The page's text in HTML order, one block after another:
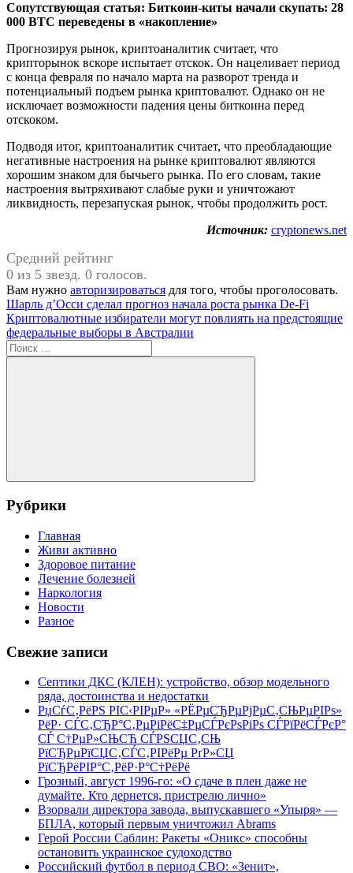
Сопутствующая статья: Биткоин-киты начали скупать: 28
000 BTC переведены в «накопление»
Прогнозируя рынок, криптоаналитик считает, что
крипторынок вскоре испытает отскок. Он нацеливает период
с конца февраля по начало марта на разворот тренда и
потенциальный подъем рынка криптовалют. Однако он не
исключает возможности падения цены биткоина перед
отскоком.
Подводя итог, криптоаналитик считает, что преобладающие
негативные настроения на рынке криптовалют являются
хорошим знаком для бычьего рынка. По его словам, такие
настроения вытряхивают слабые руки и уничтожают
ликвидность, перезапуская рынок, чтобы продолжить рост.
Источник: cryptonews.net
Средний рейтинг
0 из 5 звезд. 0 голосов.
Вам нужно авторизироваться для того, чтобы проголосовать.
Навигация
по
записям
Предыдущая
запись:
Шарль д’Осси сделал прогноз начала роста рынка De-Fi
Следующая
запись:
Криптовалютные избиратели могут повлиять на предстоящие
федеральные выборы в Австралии
Поиск
для:
Поиск
Рубрики
Главная
Живи активно
Здоровое питание
Лечение болезней
Наркология
Новости
Разное
Свежие записи
Септики ДКС (КЛЕН): устройство, обзор модельного
ряда, достоинства и недостатки
РџСѓС‚РёРЅ РІС‹РІРµР» «РЁРµСЂРµРјРµС‚СЊРµРІРѕ»
РёР· СЃС‚СЂР°С‚РµРіРёС‡РµСЃРєРѕРіРѕ СЃРїРёСЃРєР°
СЃ С†РµР»СЊСЋ СЃРЅСЏС‚СЊ
РїСЂРµРїСЏС‚СЃС‚РІРёРµ РґР»СЏ
РїСЂРёРІР°С‚РёР·Р°С†РёРё
Грозный, август 1996-го: «О сдаче в плен даже не
думайте. Кто дернется, пристрелю лично»
Взорвали директора завода, выпускавшего «Упыря» —
БПЛА, который первым уничтожил Abrams
Герой России Саблин: Ракеты «Оникс» способны
остановить украинское судоходство
Российский футбол в период СВО: «Зенит»,